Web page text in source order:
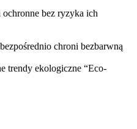
bez ryzyka ich
chroni bezbarwną
trendy ekologiczne “Eco-